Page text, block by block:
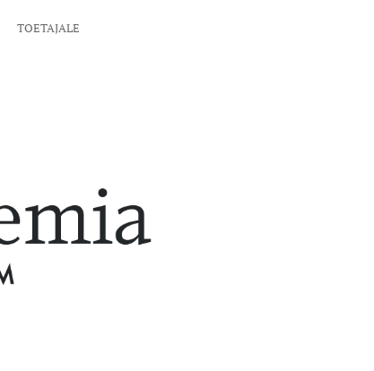
TOETAJALE